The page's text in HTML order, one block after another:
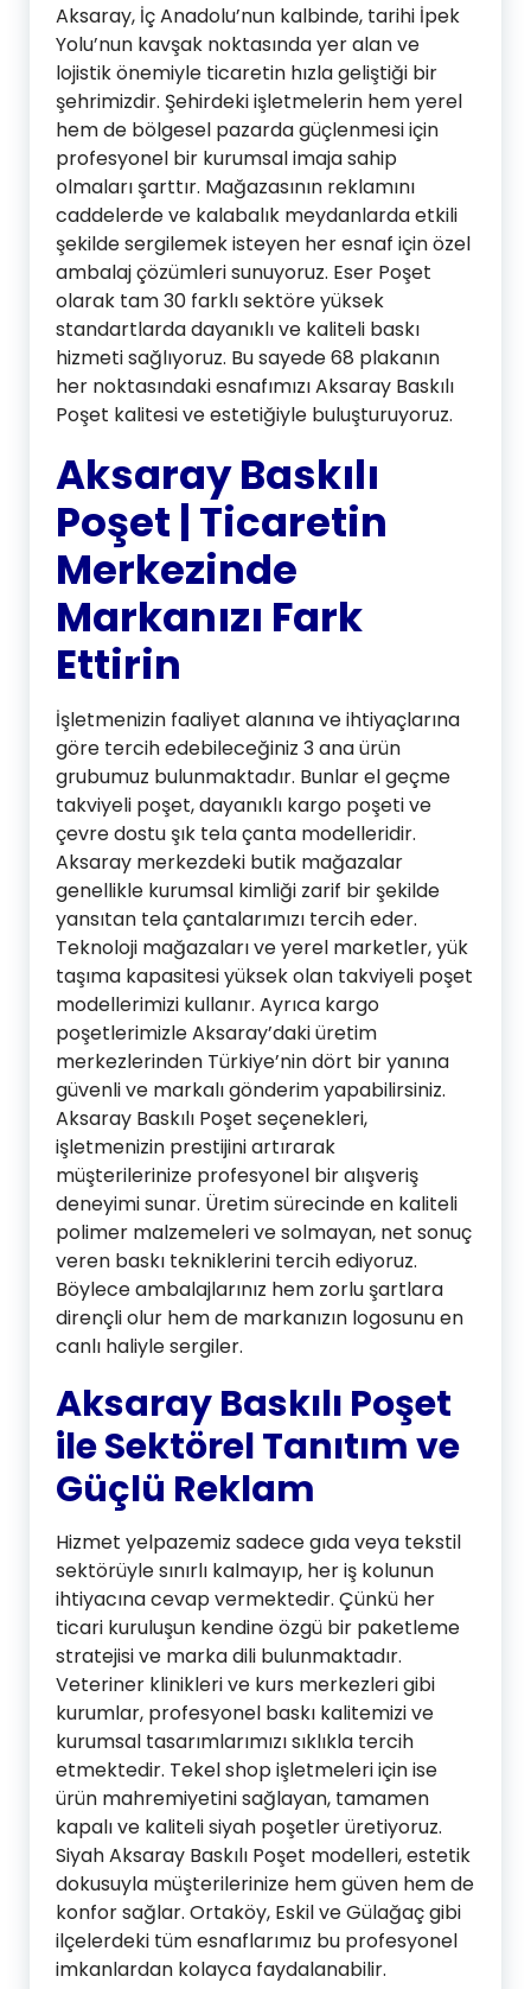
Aksaray, İç Anadolu’nun kalbinde, tarihi İpek
Yolu’nun kavşak noktasında yer alan ve
lojistik önemiyle ticaretin hızla geliştiği bir
şehrimizdir. Şehirdeki işletmelerin hem yerel
hem de bölgesel pazarda güçlenmesi için
profesyonel bir kurumsal imaja sahip
olmaları şarttır. Mağazasının reklamını
caddelerde ve kalabalık meydanlarda etkili
şekilde sergilemek isteyen her esnaf için özel
ambalaj çözümleri sunuyoruz. Eser Poşet
olarak tam 30 farklı sektöre yüksek
standartlarda dayanıklı ve kaliteli baskı
hizmeti sağlıyoruz. Bu sayede 68 plakanın
her noktasındaki esnafımızı Aksaray Baskılı
Poşet kalitesi ve estetiğiyle buluşturuyoruz.
Aksaray Baskılı
Poşet | Ticaretin
Merkezinde
Markanızı Fark
Ettirin
İşletmenizin faaliyet alanına ve ihtiyaçlarına
göre tercih edebileceğiniz 3 ana ürün
grubumuz bulunmaktadır. Bunlar el geçme
takviyeli poşet, dayanıklı kargo poşeti ve
çevre dostu şık tela çanta modelleridir.
Aksaray merkezdeki butik mağazalar
genellikle kurumsal kimliği zarif bir şekilde
yansıtan tela çantalarımızı tercih eder.
Teknoloji mağazaları ve yerel marketler, yük
taşıma kapasitesi yüksek olan takviyeli poşet
modellerimizi kullanır. Ayrıca kargo
poşetlerimizle Aksaray’daki üretim
merkezlerinden Türkiye’nin dört bir yanına
güvenli ve markalı gönderim yapabilirsiniz.
Aksaray Baskılı Poşet seçenekleri,
işletmenizin prestijini artırarak
müşterilerinize profesyonel bir alışveriş
deneyimi sunar. Üretim sürecinde en kaliteli
polimer malzemeleri ve solmayan, net sonuç
veren baskı tekniklerini tercih ediyoruz.
Böylece ambalajlarınız hem zorlu şartlara
dirençli olur hem de markanızın logosunu en
canlı haliyle sergiler.
Aksaray Baskılı Poşet
ile Sektörel Tanıtım ve
Güçlü Reklam
Hizmet yelpazemiz sadece gıda veya tekstil
sektörüyle sınırlı kalmayıp, her iş kolunun
ihtiyacına cevap vermektedir. Çünkü her
ticari kuruluşun kendine özgü bir paketleme
stratejisi ve marka dili bulunmaktadır.
Veteriner klinikleri ve kurs merkezleri gibi
kurumlar, profesyonel baskı kalitemizi ve
kurumsal tasarımlarımızı sıklıkla tercih
etmektedir. Tekel shop işletmeleri için ise
ürün mahremiyetini sağlayan, tamamen
kapalı ve kaliteli siyah poşetler üretiyoruz.
Siyah Aksaray Baskılı Poşet modelleri, estetik
dokusuyla müşterilerinize hem güven hem de
konfor sağlar. Ortaköy, Eskil ve Gülağaç gibi
ilçelerdeki tüm esnaflarımız bu profesyonel
imkanlardan kolayca faydalanabilir.